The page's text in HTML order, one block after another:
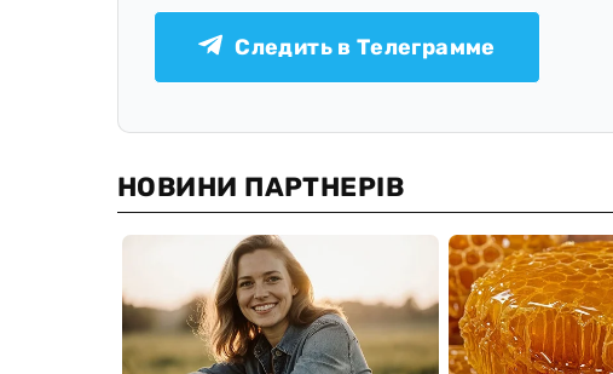
Следить в Телеграмме